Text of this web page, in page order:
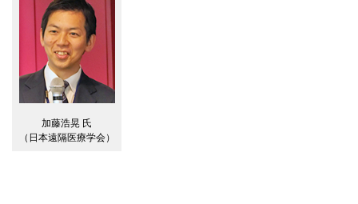
加藤浩晃 氏
（日本遠隔医療学会）